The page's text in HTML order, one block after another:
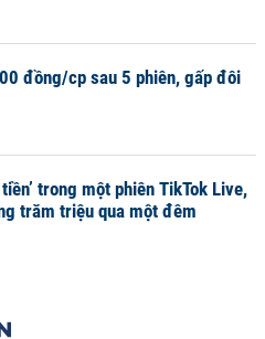
đồng/cp sau 5 phiên, gấp đôi
trong một phiên TikTok Live,
trăm triệu qua một đêm